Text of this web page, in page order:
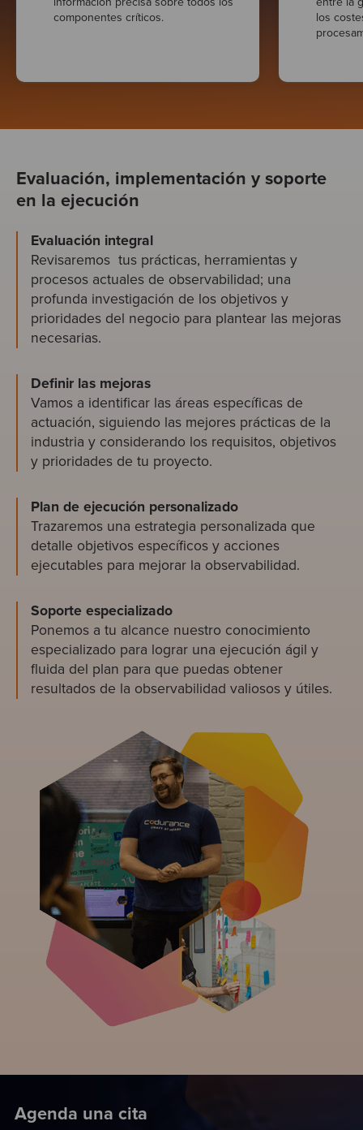
componentes críticos.
los
Evaluación, implementación y soporte
en la ejecución
Evaluación integral
Revisaremos tus prácticas, herramientas y
procesos actuales de observabilidad; una
profunda investigación de los objetivos y
prioridades del negocio para plantear las mejoras
necesarias.
Definir las mejoras
Vamos a identificar las áreas específicas de
actuación, siguiendo las mejores prácticas de la
industria y considerando los requisitos, objetivos
y prioridades de tu proyecto.
Plan de ejecución personalizado
Trazaremos una estrategia personalizada que
detalle objetivos específicos y acciones
ejecutables para mejorar la observabilidad.
Soporte especializado
Ponemos a tu alcance nuestro conocimiento
especializado para lograr una ejecución ágil y
fluida del plan para que puedas obtener
resultados de la observabilidad valiosos y útiles.
Agenda una cita